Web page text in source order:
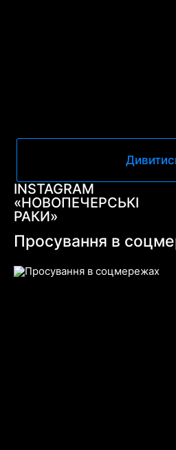
INSTAGRAM
«НОВОПЕЧЕРСЬКІ
РАКИ»
Просування в